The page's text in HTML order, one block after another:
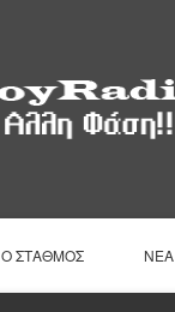
Ο ΣΤΑΘΜΟΣ ΝΕΑ